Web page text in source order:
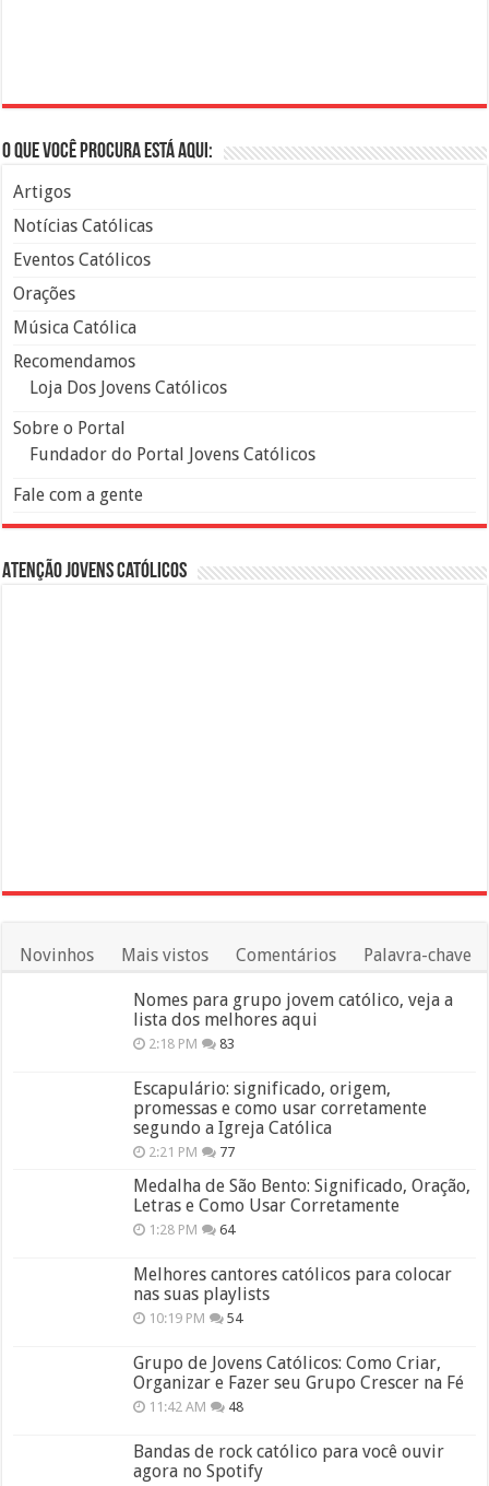
O que você procura está aqui:
Artigos
Notícias Católicas
Eventos Católicos
Orações
Música Católica
Recomendamos
Loja Dos Jovens Católicos
Sobre o Portal
Fundador do Portal Jovens Católicos
Fale com a gente
Atenção Jovens Católicos
Novinhos Mais vistos Comentários Palavra-chave
Nomes para grupo jovem católico, veja a
lista dos melhores aqui
2:18 PM 83
Escapulário: significado, origem,
promessas e como usar corretamente
segundo a Igreja Católica
2:21 PM 77
Medalha de São Bento: Significado, Oração,
Letras e Como Usar Corretamente
1:28 PM 64
Melhores cantores católicos para colocar
nas suas playlists
10:19 PM 54
Grupo de Jovens Católicos: Como Criar,
Organizar e Fazer seu Grupo Crescer na Fé
11:42 AM 48
Bandas de rock católico para você ouvir
agora no Spotify